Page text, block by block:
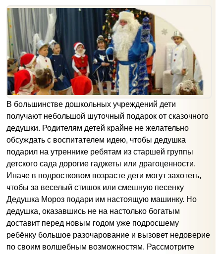
В большинстве дошкольных учреждений дети
получают небольшой шуточный подарок от сказочного
дедушки. Родителям детей крайне не желательно
обсуждать с воспитателем идею, чтобы дедушка
подарил на утреннике ребятам из старшей группы
детского сада дорогие гаджеты или драгоценности.
Иначе в подростковом возрасте дети могут захотеть,
чтобы за веселый стишок или смешную песенку
Дедушка Мороз подари им настоящую машинку. Но
дедушка, оказавшись не на настолько богатым
доставит перед новым годом уже подросшему
ребёнку большое разочарование и вызовет недоверие
по своим волшебным возможностям. Рассмотрите